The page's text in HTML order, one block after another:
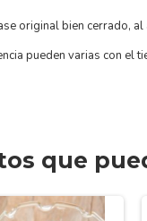
original bien cerrado,
pueden varias con el
que